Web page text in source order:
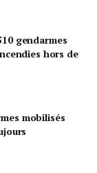
gendarmes
hors de
mobilisés